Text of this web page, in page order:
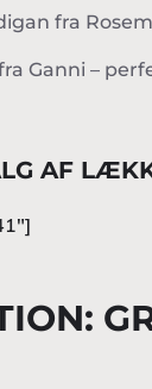
fra
Ganni –
AF